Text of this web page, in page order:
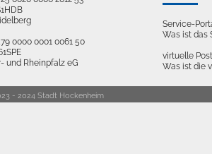
0000 0001 0061 50
und Rheinpfalz eG
Service-
Was ist das
virtuelle
Was ist die
- 2024 Stadt Hockenheim